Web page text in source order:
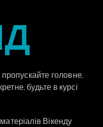
головне,
будьте в курсі
Вікенду